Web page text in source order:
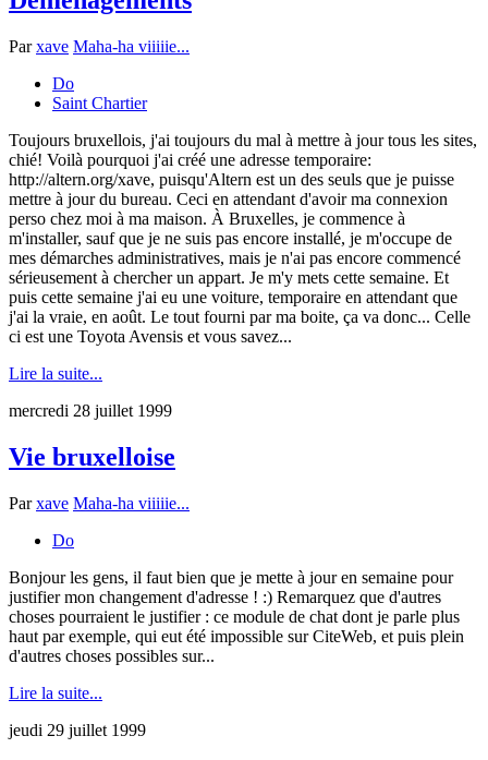
Parxave Maha-ha viiiiie...
Do
Saint Chartier
Toujours bruxellois, j'ai toujours du mal à mettre à jour tous les sites,
chié! Voilà pourquoi j'ai créé une adresse temporaire:
http://altern.org/xave, puisqu'Altern est un des seuls que je puisse
mettre à jour du bureau. Ceci en attendant d'avoir ma connexion
perso chez moi à ma maison. À Bruxelles, je commence à
m'installer, sauf que je ne suis pas encore installé, je m'occupe de
mes démarches administratives, mais je n'ai pas encore commencé
sérieusement à chercher un appart. Je m'y mets cette semaine. Et
puis cette semaine j'ai eu une voiture, temporaire en attendant que
j'ai la vraie, en août. Le tout fourni par ma boite, ça va donc... Celle
ci est une Toyota Avensis et vous savez...
Lire la suite...
mercredi 28 juillet 1999
Vie bruxelloise
Parxave Maha-ha viiiiie...
Do
Bonjour les gens, il faut bien que je mette à jour en semaine pour
justifier mon changement d'adresse ! :) Remarquez que d'autres
choses pourraient le justifier : ce module de chat dont je parle plus
haut par exemple, qui eut été impossible sur CiteWeb, et puis plein
d'autres choses possibles sur...
Lire la suite...
jeudi 29 juillet 1999